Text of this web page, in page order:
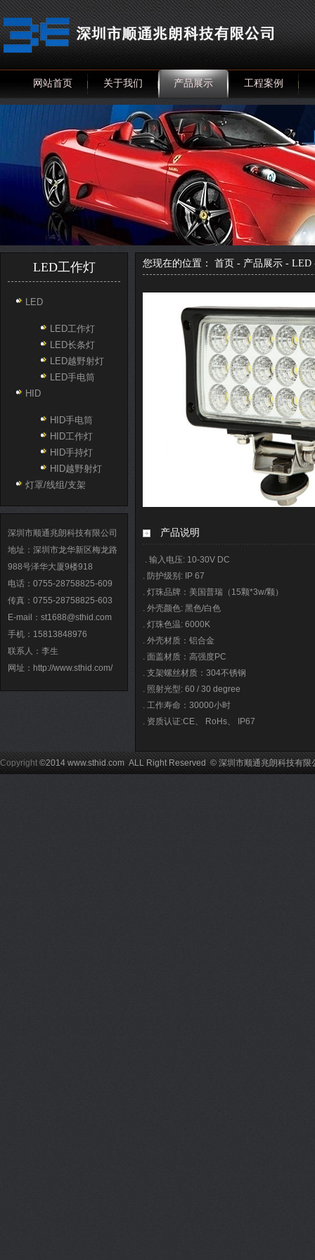
网站首页 关于我们 产品展示 工程案例
LED工作灯
LED
LED工作灯
LED长条灯
LED越野射灯
LED手电筒
HID
HID手电筒
HID工作灯
HID手持灯
HID越野射灯
灯罩/线组/支架
深圳市顺通兆朗科技有限公司
地址：深圳市龙华新区梅龙路
988号泽华大厦9楼918
电话：0755-28758825-609
传真：0755-28758825-603
E-mail：st1688@sthid.com
手机：15813848976
联系人：李生
网址： http://www.sthid.com/
您现在的位置： 首页 - 产品展示 - LED
产品说明
. 输入电压: 10-30V DC
. 防护级别: IP 67
. 灯珠品牌：美国普瑞（15颗*3w/颗）
. 外壳颜色: 黑色/白色
. 灯珠色温: 6000K
. 外壳材质：铝合金
. 面盖材质：高强度PC
. 支架螺丝材质：304不锈钢
. 照射光型: 60 / 30 degree
. 工作寿命：30000小时
. 资质认证:CE、 RoHs、 IP67
Copyright ©2014 www.sthid.com ALL Right Reserved © 深圳市顺通兆朗科技有限